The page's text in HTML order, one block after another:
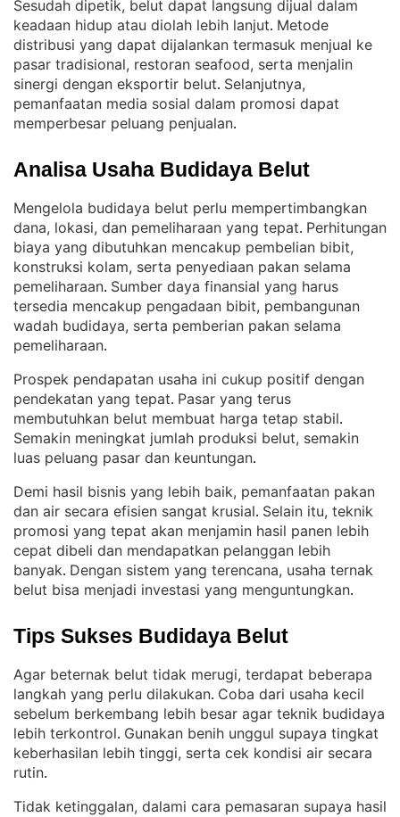
Sesudah dipetik, belut dapat langsung dijual dalam
keadaan hidup atau diolah lebih lanjut. Metode
distribusi yang dapat dijalankan termasuk menjual ke
pasar tradisional, restoran seafood, serta menjalin
sinergi dengan eksportir belut. Selanjutnya,
pemanfaatan media sosial dalam promosi dapat
memperbesar peluang penjualan.
Analisa Usaha Budidaya Belut
Mengelola budidaya belut perlu mempertimbangkan
dana, lokasi, dan pemeliharaan yang tepat. Perhitungan
biaya yang dibutuhkan mencakup pembelian bibit,
konstruksi kolam, serta penyediaan pakan selama
pemeliharaan. Sumber daya finansial yang harus
tersedia mencakup pengadaan bibit, pembangunan
wadah budidaya, serta pemberian pakan selama
pemeliharaan.
Prospek pendapatan usaha ini cukup positif dengan
pendekatan yang tepat. Pasar yang terus
membutuhkan belut membuat harga tetap stabil
Semakin meningkat jumlah produksi belut, semakin
luas peluang pasar dan keuntungan.
Demi hasil bisnis yang lebih baik, pemanfaatan pakan
dan air secara efisien sangat krusial. Selain itu, teknik
promosi yang tepat akan menjamin hasil panen lebih
cepat dibeli dan mendapatkan pelanggan lebih
banyak. Dengan sistem yang terencana, usaha ternak
belut bisa menjadi investasi yang menguntungkan.
Tips Sukses Budidaya Belut
Agar beternak belut tidak merugi, terdapat beberapa
langkah yang perlu dilakukan. Coba dari usaha kecil
sebelum berkembang lebih besar agar teknik budidaya
lebih terkontrol. Gunakan benih unggul supaya tingkat
keberhasilan lebih tinggi, serta cek kondisi air secara
rutin.
Tidak ketinggalan, dalami cara pemasaran supaya hasil